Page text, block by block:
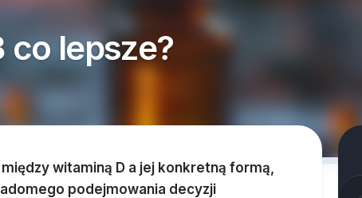
co lepsze?
witaminą D a jej konkretną formą,
podejmowania decyzji